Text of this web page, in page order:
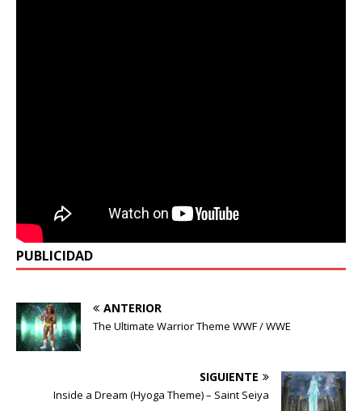
PUBLICIDAD
ANTERIOR
The Ultimate Warrior Theme WWF / WWE
SIGUIENTE
Inside a Dream (Hyoga Theme) – Saint Seiya